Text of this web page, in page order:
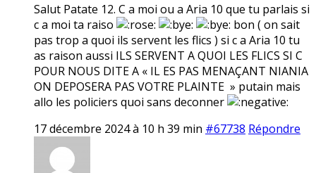
Salut Patate 12. C a moi ou a Aria 10 que tu parlais si
c a moi ta raiso
bon ( on sait
pas trop a quoi ils servent les flics ) si c a Aria 10 tu
as raison aussi ILS SERVENT A QUOI LES FLICS SI C
POUR NOUS DITE A « IL ES PAS MENAÇANT NIANIA
ON DEPOSERA PAS VOTRE PLAINTE » putain mais
allo les policiers quoi sans deconner
17 décembre 2024 à 10 h 39 min #67738 Répondre